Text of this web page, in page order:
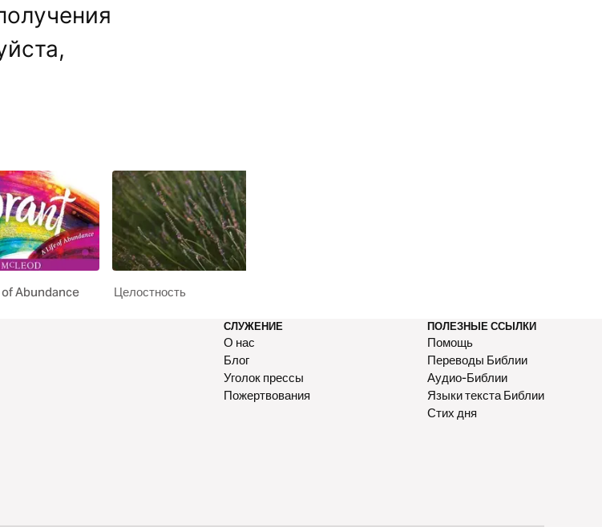
Abundance Целостность
СЛУЖЕНИЕ
О нас
Блог
Уголок прессы
Пожертвования
ПОЛЕЗНЫЕ ССЫЛКИ
Помощь
Переводы Библии
Аудио-Библии
Языки текста Библии
Стих дня